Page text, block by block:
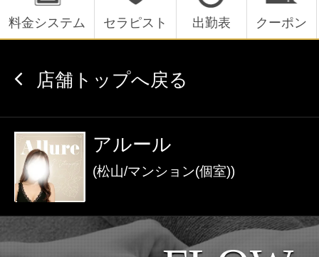
北海道・東北版 九州・沖縄版
無料会員登録
ログイン
夏の特集イベント開催中！
激アツなお店を多数掲載！
メンズエステ店
料金システム セラピスト 出勤表 クーポン
店舗トップへ戻る
アルール
(松山/マンション(個室))